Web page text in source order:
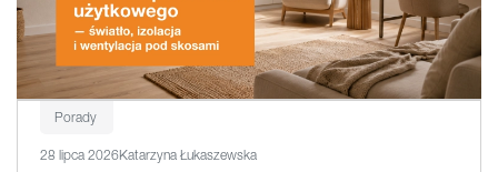
Porady
28 lipca 2026Katarzyna Łukaszewska